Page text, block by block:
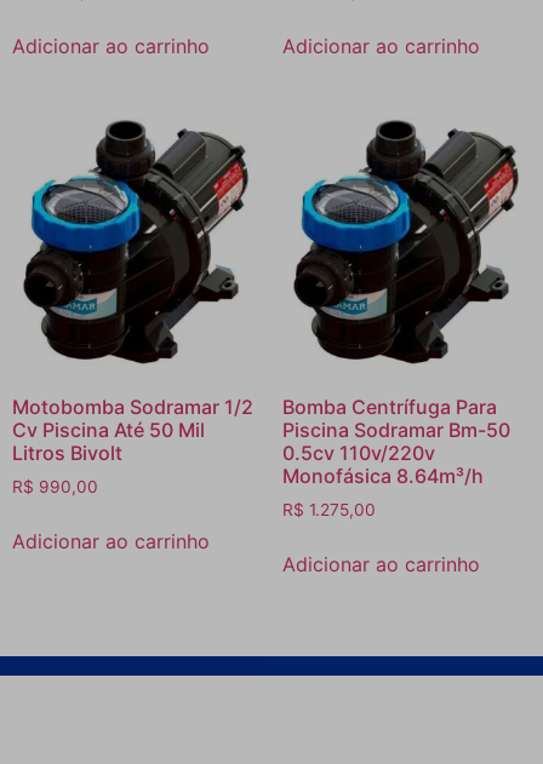
Adicionar ao carrinho Adicionar ao carrinho
Motobomba Sodramar 1/2
Cv Piscina Até 50 Mil
Litros Bivolt
R$ 990,00
Adicionar ao carrinho
Bomba Centrífuga Para
Piscina Sodramar Bm-50
0.5cv 110v/220v
Monofásica 8.64m³/h
R$ 1.275,00
Adicionar ao carrinho